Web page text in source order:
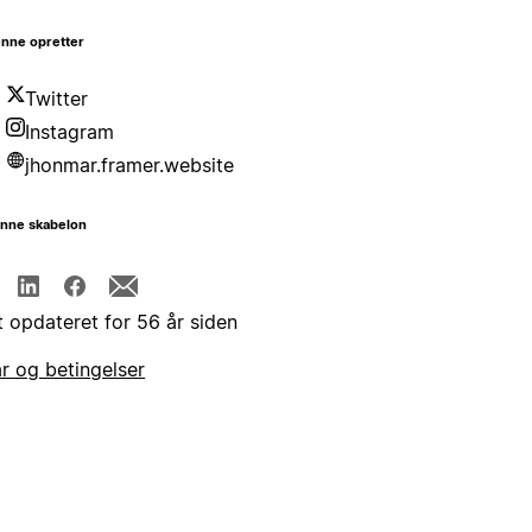
opretter
Twitter
Instagram
jhonmar.framer.website
skabelon
opdateret for 56 år siden
og betingelser